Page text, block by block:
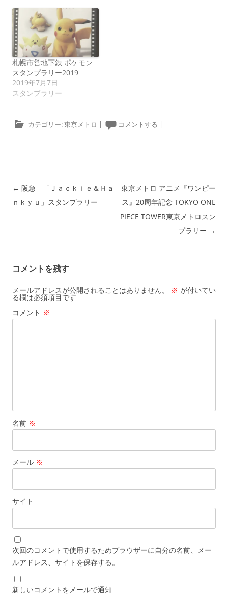
札幌市営地下鉄 ポケモン
スタンプラリー2019
2019年7月7日
スタンプラリー
カテゴリー:東京メトロ | コメントする |
投稿ナビゲーション
← 阪急 「Ｊａｃｋｉｅ＆Ｈａ
ｎｋｙｕ」スタンプラリー
東京メトロ アニメ『ワンピー
ス』20周年記念 TOKYO ONE
PIECE TOWER東京メトロスン
プラリー →
コメントを残す
メールアドレスが公開されることはありません。 ※ が付いてい
る欄は必須項目です
コメント ※
名前 ※
メール ※
サイト
次回のコメントで使用するためブラウザーに自分の名前、メー
ルアドレス、サイトを保存する。
新しいコメントをメールで通知